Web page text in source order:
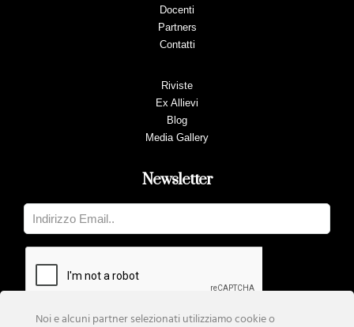
Docenti
Partners
Contatti
Riviste
Ex Allievi
Blog
Media Gallery
Newsletter
Noi e alcuni partner selezionati utilizziamo cookie o